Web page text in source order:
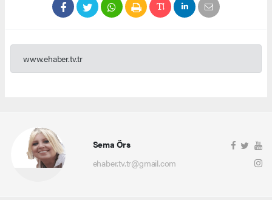
www.ehaber.tv.tr
Sema Örs
ehaber.tv.tr@gmail.com